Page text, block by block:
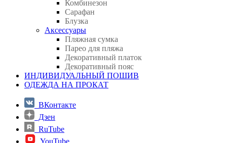
Комбинезон
Сарафан
Блузка
Аксессуары
Пляжная сумка
Парео для пляжа
Декоративный платок
Декоративный пояс
ИНДИВИДУАЛЬНЫЙ ПОШИВ
ОДЕЖДА НА ПРОКАТ
ВКонтакте
Дзен
RuTube
YouTube